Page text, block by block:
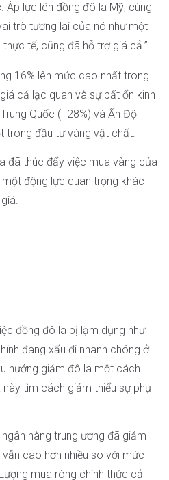
Áp lực lên đồng đô la Mỹ, cùng
trò tương lai của nó như một
tế, cũng đã hỗ trợ giá cả.”
16% lên mức cao nhất trong
cả lạc quan và sự bất ổn kinh
Quốc (+28%) và Ấn Độ
trong đầu tư vàng vật chất.
đã thúc đẩy việc mua vàng của
động lực quan trọng khác
đồng đô la bị lạm dụng như
đang xấu đi nhanh chóng ở
hướng giảm đô la một cách
tìm cách giảm thiểu sự phụ
hàng trung ương đã giảm
cao hơn nhiều so với mức
mua ròng chính thức cả